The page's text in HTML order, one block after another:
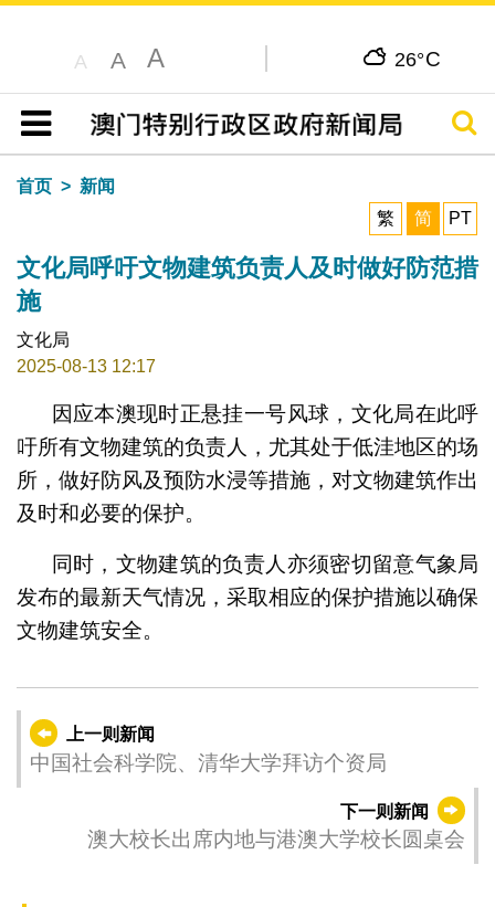
A A A 26°C
目录
搜寻
首页
新闻
繁
简 PT
文化局呼吁文物建筑负责人及时做好防范措
施
文化局
2025-08-13 12:17
因应本澳现时正悬挂一号风球，文化局在此呼
吁所有文物建筑的负责人，尤其处于低洼地区的场
所，做好防风及预防水浸等措施，对文物建筑作出
及时和必要的保护。
同时，文物建筑的负责人亦须密切留意气象局
发布的最新天气情况，采取相应的保护措施以确保
文物建筑安全。
上一则新闻
中国社会科学院、清华大学拜访个资局
下一则新闻
澳大校长出席内地与港澳大学校长圆桌会